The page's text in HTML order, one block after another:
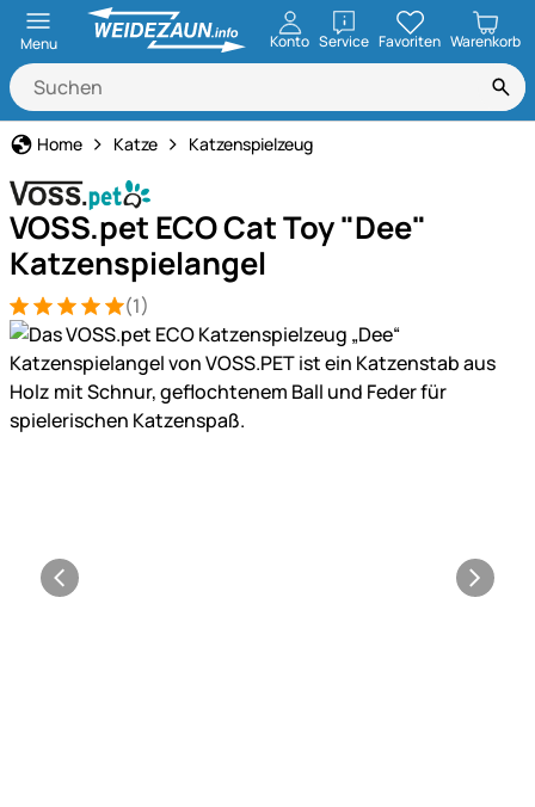
Menu Konto ServiceöffnenFavoriten Warenkorb
Home Katze Katzenspielzeug
VOSS.pet ECO Cat Toy "Dee"
Katzenspielangel
Bewertung: 5 von 5 (1 Bewertungen)
1 Bewertung (1)
Produktgalerie